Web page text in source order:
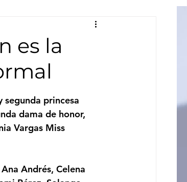
Economía
Caimancito
es la
princesa
dama de honor,
Vargas Miss